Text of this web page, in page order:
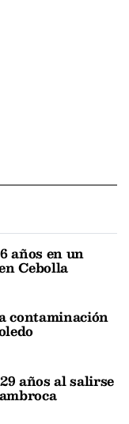
años en un
Cebolla
contaminación
años al salirse